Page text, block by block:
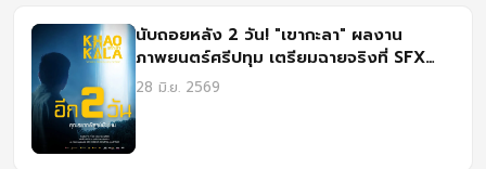
นับถอยหลัง 2 วัน! "เขากะลา" ผลงาน
ภาพยนตร์ศรีปทุม เตรียมฉายจริงที่ SFX
เซ็นทรัล ลาดพร้าว
28 มิ.ย. 2569